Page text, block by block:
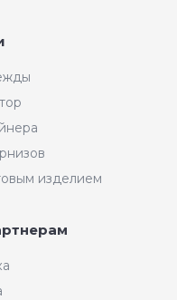
изделием